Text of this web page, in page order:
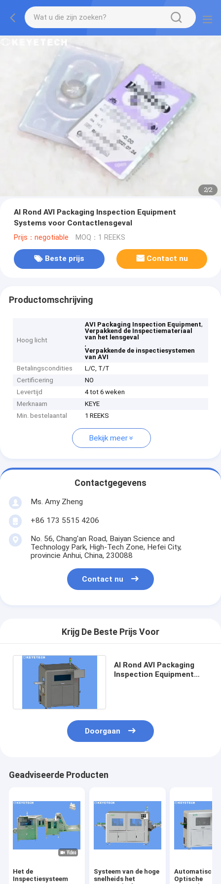
2/2
Al Rond AVI Packaging Inspection Equipment
Systems voor Contactlensgeval
Prijs：negotiable MOQ：1 REEKS
Beste prijs Contact nu
Productomschrijving
Hoog licht
AVI Packaging Inspection Equipment,
Verpakkend de Inspectiemateriaal
van het lensgeval
,
Verpakkende de inspectiesystemen
van AVI
Betalingscondities
L/C, T/T
Certificering
NO
Levertijd
4 tot 6 weken
Merknaam
KEYE
Min. bestelaantal
1 REEKS
Bekijk meer
Contactgegevens
Ms. Amy Zheng
+86 173 5515 4206
No. 56, Chang'an Road, Baiyan Science and
Technology Park, High-Tech Zone, Hefei City,
provincie Anhui, China, 230088
Contact nu
Krijg De Beste Prijs Voor
Al Rond AVI Packaging
Inspection Equipment
Doorgaan
Geadviseerde Producten
Het de
Inspectiesysteem
Systeem van de hoge
snelheids het
Automatische
Optische